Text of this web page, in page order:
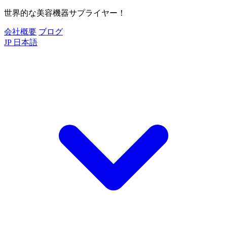
世界的な美容機器サプライヤー！
会社概要 ブログ
JP 日本語